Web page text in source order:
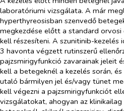
laboratóriumi vizsgálata. A már
hyperthyreosisban szenvedő
megkezdése előtt a standard
kell részesíteni. A szunitinib-kezelés
3 havonta végzett rutinszerű
pajzsmirigyfunkció zavarainak jeleit
kell a betegeknél a kezelés során,
utaló bármilyen jel és/vagy tünet
kell végezni a pajzsmirigyfunkciót
vizsgálatokat, ahogyan az